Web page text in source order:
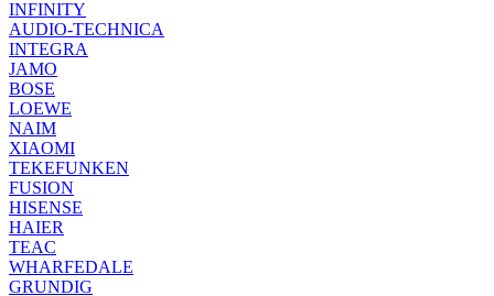
INFINITY
AUDIO-TECHNICA
INTEGRA
JAMO
BOSE
LOEWE
NAIM
XIAOMI
TEKEFUNKEN
FUSION
HISENSE
HAIER
TEAC
WHARFEDALE
GRUNDIG